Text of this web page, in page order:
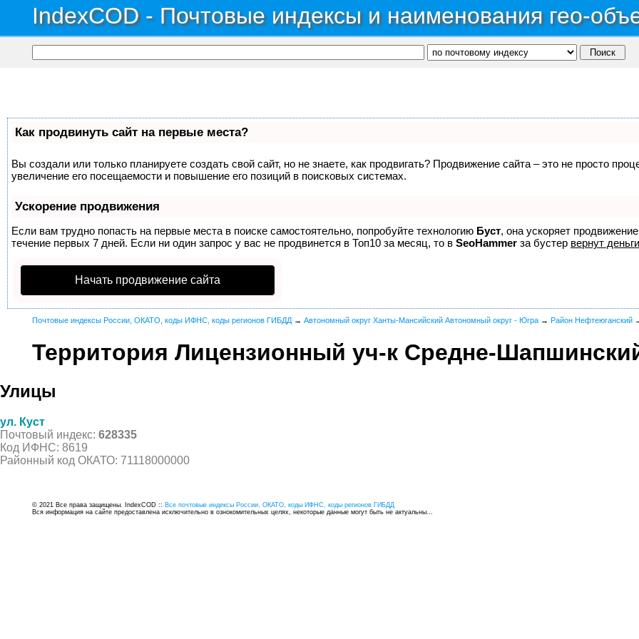
IndexCOD - Почтовые индексы и наименования гео-
Как продвинуть сайт на первые места?
Вы создали или только планируете создать свой сайт, но не знаете, как продвигать? Продвижение сайта – это не просто
увеличение его посещаемости и повышение его позиций в поисковых системах.
Ускорение продвижения
Если вам трудно попасть на первые места в поиске самостоятельно, попробуйте технологию Буст, она ускоряет
течение первых 7 дней. Если ни один запрос у вас не продвинется в Топ10 за месяц, то в SeoHammer за бустер вернут
Начать продвижение сайта
Почтовые индексы России, ОКАТО, коды ИФНС, коды регионов ГИБДД → Автономный округ Ханты-Мансийский Автономный округ - Югра → Район Нефтеюганский
Территория Лицензионный уч-к Средне-
Улицы
ул. Куст
Почтовый индекс: 628335
Код ИФНС: 8619
Районный код ОКАТО: 71118000000
© 2021 Все права защищены. IndexCOD :: Все почтовые индексы России, ОКАТО, коды ИФНС, коды регионов ГИБДД
Вся информация на сайте предоставлена исключительно в ознокомительных целях, некоторые данные могут быть не актуальны...